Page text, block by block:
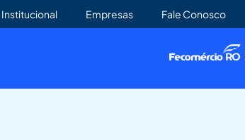
Ir
para
Institucional Empresas Fale Conosco